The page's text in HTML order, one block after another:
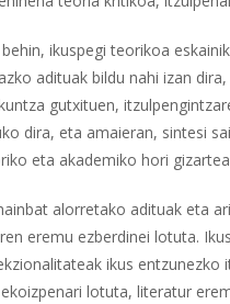
ikuspegi teorikoa
adituak bildu nahi izan
gutxituen,
dira, eta amaieran, sintesi
eta akademiko hori
alorretako adituak eta
eremu ezberdinei lotuta.
ikus
lotuta, literatur